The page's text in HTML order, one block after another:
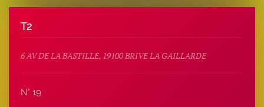
T2
6 AV DE LA BASTILLE, 19100 BRIVE LA GAILLARDE
N° 19